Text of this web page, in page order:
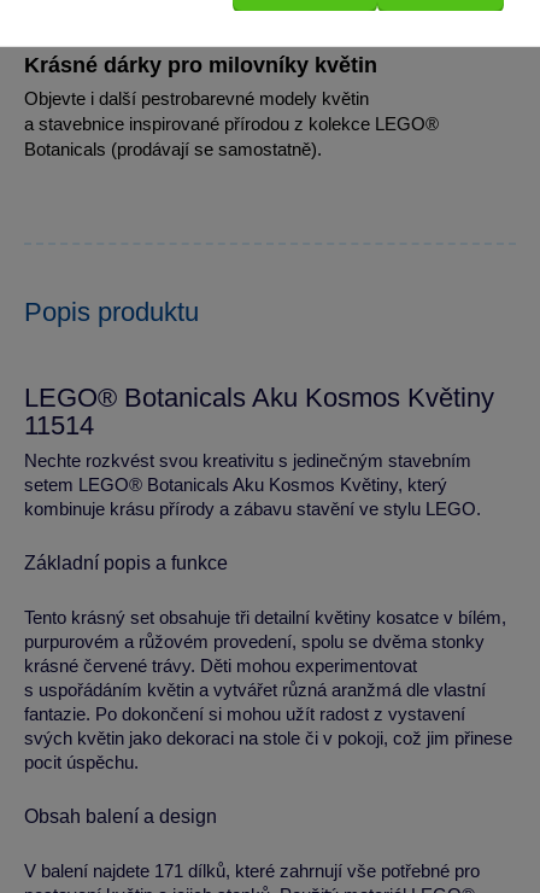
Krásné dárky pro milovníky květin
Objevte i další pestrobarevné modely květin
a stavebnice inspirované přírodou z kolekce LEGO®
Botanicals (prodávají se samostatně).
Popis produktu
LEGO® Botanicals Aku Kosmos Květiny
11514
Nechte rozkvést svou kreativitu s jedinečným stavebním
setem LEGO® Botanicals Aku Kosmos Květiny, který
kombinuje krásu přírody a zábavu stavění ve stylu LEGO.
Základní popis a funkce
Tento krásný set obsahuje tři detailní květiny kosatce v bílém,
purpurovém a růžovém provedení, spolu se dvěma stonky
krásné červené trávy. Děti mohou experimentovat
s uspořádáním květin a vytvářet různá aranžmá dle vlastní
fantazie. Po dokončení si mohou užít radost z vystavení
svých květin jako dekoraci na stole či v pokoji, což jim přinese
pocit úspěchu.
Obsah balení a design
V balení najdete 171 dílků, které zahrnují vše potřebné pro